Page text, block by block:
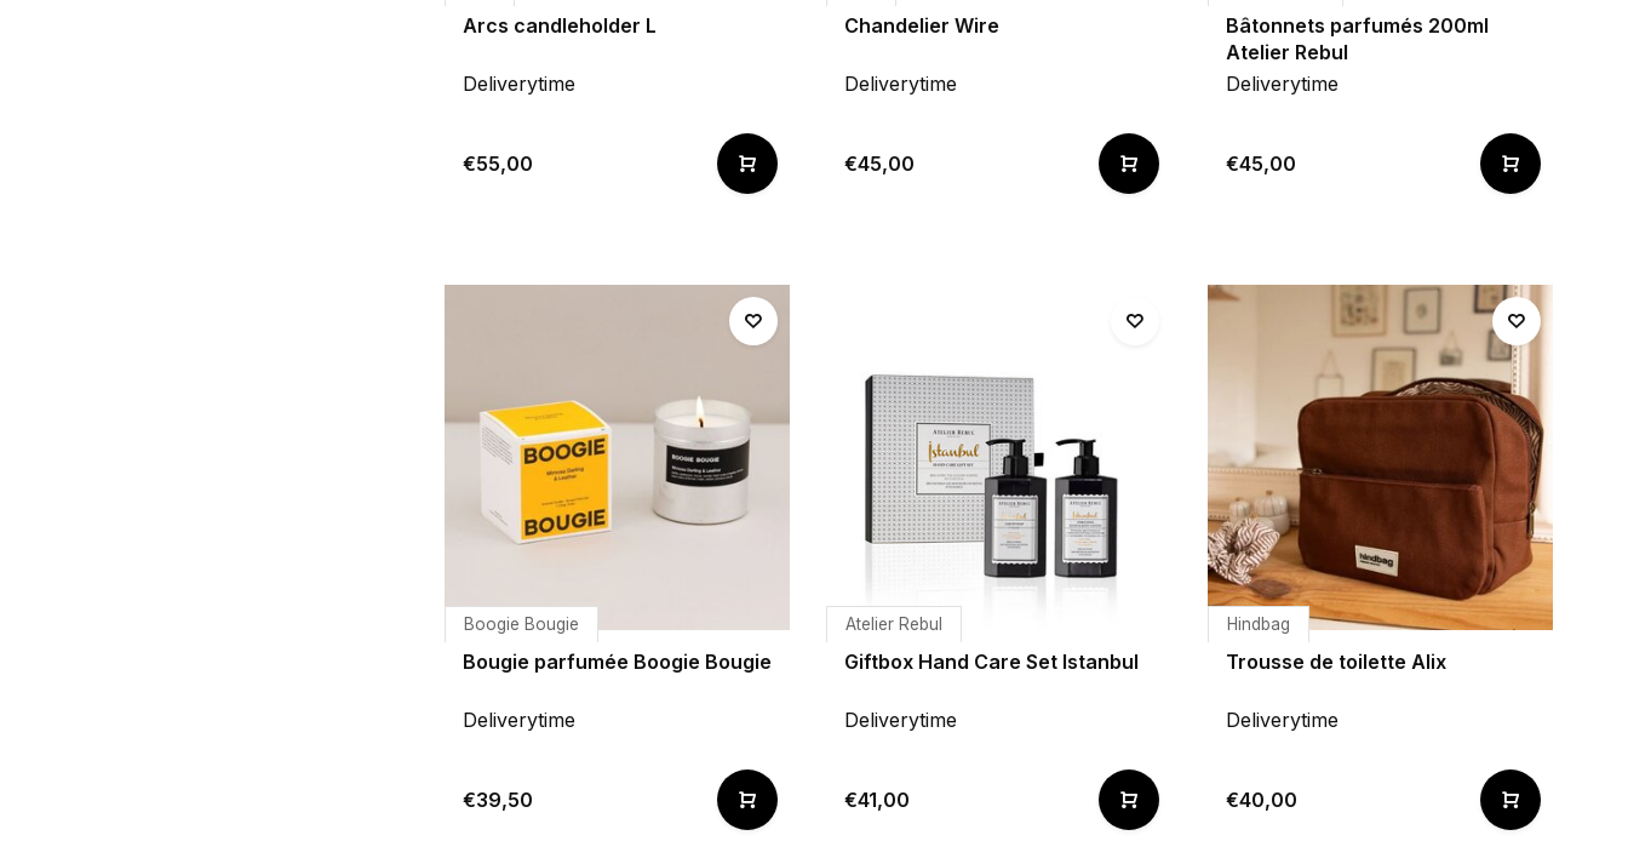
Arcs candleholder L
Deliverytime
€55,00
Chandelier Wire
Deliverytime
€45,00
Bâtonnets parfumés 200ml
Atelier Rebul
Deliverytime
€45,00
Boogie Bougie
Bougie parfumée Boogie Bougie
Deliverytime
€39,50
Atelier Rebul
Giftbox Hand Care Set Istanbul
Deliverytime
€41,00
Hindbag
Trousse de toilette Alix
Deliverytime
€40,00